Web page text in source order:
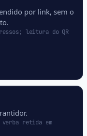
por link, sem o
leitura do QR
retida em